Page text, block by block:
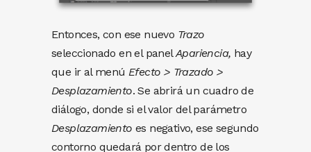
Entonces, con ese nuevo Trazo
seleccionado en el panelApariencia, hay
que ir al menúEfecto > Trazado >
Desplazamiento. Se abrirá un cuadro de
diálogo, donde si el valor del parámetro
Desplazamiento es negativo, ese segundo
contorno quedará por dentro de los